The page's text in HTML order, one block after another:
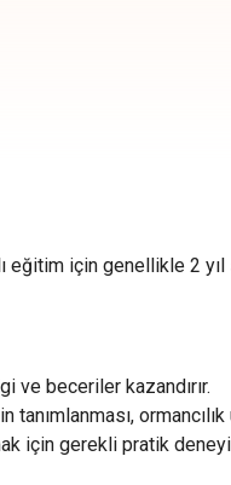
eğitim için genellikle 2
ve beceriler kazandırır.
için gerekli pratik